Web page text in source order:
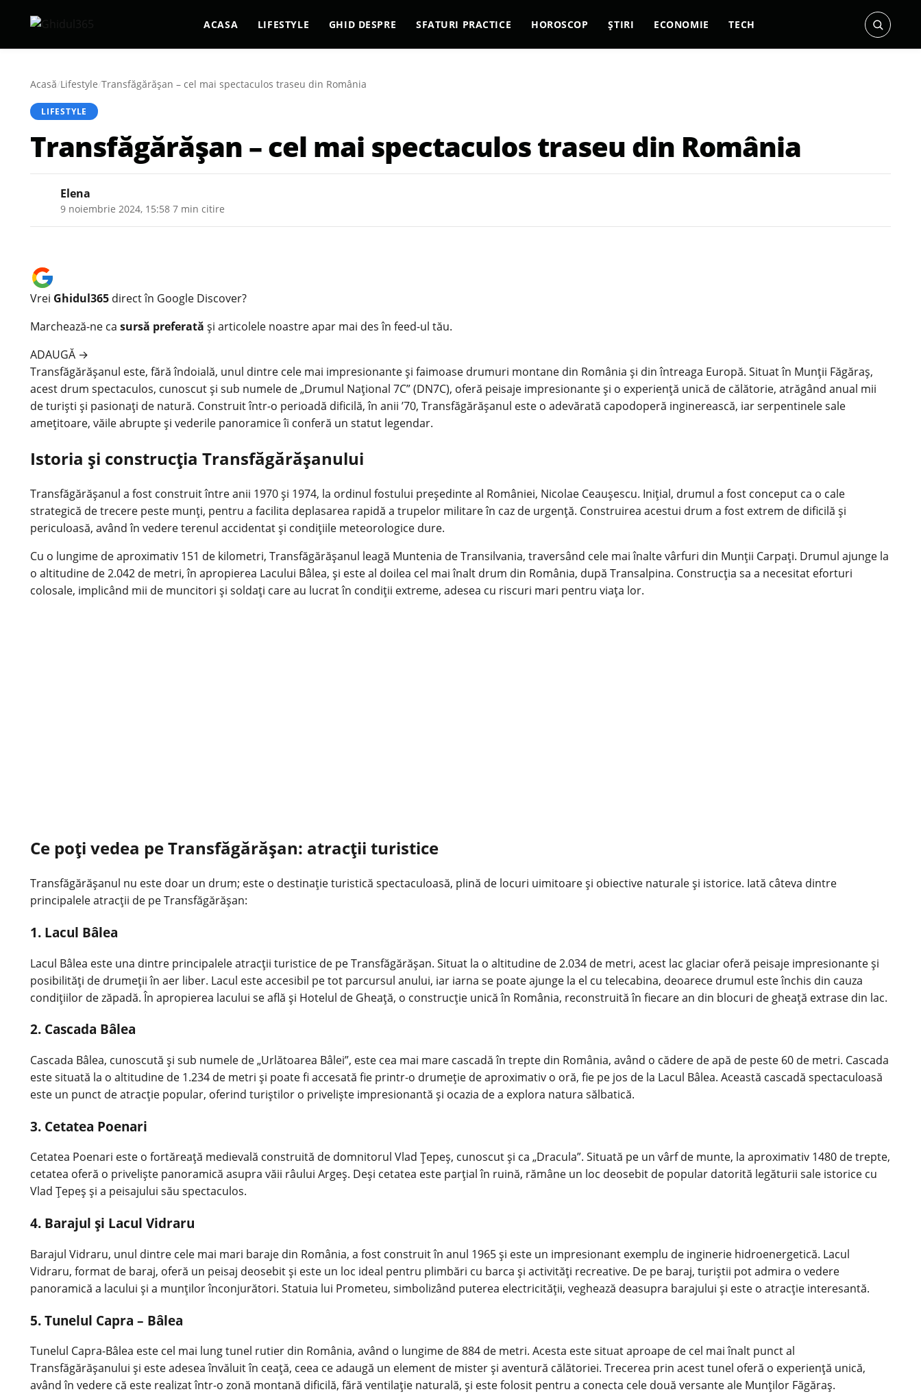
ACASA LIFESTYLE GHID DESPRE SFATURI PRACTICE HOROSCOP ȘTIRI ECONOMIE TECH
Acasă/Lifestyle/Transfăgărășan – cel mai spectaculos traseu din România
LIFESTYLE
Transfăgărășan – cel mai spectaculos traseu din România
Elena
9 noiembrie 2024, 15:58 7 min citire
Vrei Ghidul365 direct în Google Discover?
Marchează-ne ca sursă preferată și articolele noastre apar mai des în feed-ul tău.
ADAUGĂ →
Transfăgărășanul este, fără îndoială, unul dintre cele mai impresionante și faimoase drumuri montane din România și din întreaga Europă. Situat în Munții Făgăraș,
acest drum spectaculos, cunoscut și sub numele de „Drumul Național 7C” (DN7C), oferă peisaje impresionante și o experiență unică de călătorie, atrăgând anual mii
de turiști și pasionați de natură. Construit într-o perioadă dificilă, în anii ’70, Transfăgărășanul este o adevărată capodoperă inginerească, iar serpentinele sale
amețitoare, văile abrupte și vederile panoramice îi conferă un statut legendar.
Istoria și construcția Transfăgărășanului
Transfăgărășanul a fost construit între anii 1970 și 1974, la ordinul fostului președinte al României, Nicolae Ceaușescu. Inițial, drumul a fost conceput ca o cale
strategică de trecere peste munți, pentru a facilita deplasarea rapidă a trupelor militare în caz de urgență. Construirea acestui drum a fost extrem de dificilă și
periculoasă, având în vedere terenul accidentat și condițiile meteorologice dure.
Cu o lungime de aproximativ 151 de kilometri, Transfăgărășanul leagă Muntenia de Transilvania, traversând cele mai înalte vârfuri din Munții Carpați. Drumul ajunge la
o altitudine de 2.042 de metri, în apropierea Lacului Bâlea, și este al doilea cel mai înalt drum din România, după Transalpina. Construcția sa a necesitat eforturi
colosale, implicând mii de muncitori și soldați care au lucrat în condiții extreme, adesea cu riscuri mari pentru viața lor.
Ce poți vedea pe Transfăgărășan: atracții turistice
Transfăgărășanul nu este doar un drum; este o destinație turistică spectaculoasă, plină de locuri uimitoare și obiective naturale și istorice. Iată câteva dintre
principalele atracții de pe Transfăgărășan:
1. Lacul Bâlea
Lacul Bâlea este una dintre principalele atracții turistice de pe Transfăgărășan. Situat la o altitudine de 2.034 de metri, acest lac glaciar oferă peisaje impresionante și
posibilități de drumeții în aer liber. Lacul este accesibil pe tot parcursul anului, iar iarna se poate ajunge la el cu telecabina, deoarece drumul este închis din cauza
condițiilor de zăpadă. În apropierea lacului se află și Hotelul de Gheață, o construcție unică în România, reconstruită în fiecare an din blocuri de gheață extrase din lac.
2. Cascada Bâlea
Cascada Bâlea, cunoscută și sub numele de „Urlătoarea Bâlei”, este cea mai mare cascadă în trepte din România, având o cădere de apă de peste 60 de metri. Cascada
este situată la o altitudine de 1.234 de metri și poate fi accesată fie printr-o drumeție de aproximativ o oră, fie pe jos de la Lacul Bâlea. Această cascadă spectaculoasă
este un punct de atracție popular, oferind turiștilor o priveliște impresionantă și ocazia de a explora natura sălbatică.
3. Cetatea Poenari
Cetatea Poenari este o fortăreață medievală construită de domnitorul Vlad Țepeș, cunoscut și ca „Dracula”. Situată pe un vârf de munte, la aproximativ 1480 de trepte,
cetatea oferă o priveliște panoramică asupra văii râului Argeș. Deși cetatea este parțial în ruină, rămâne un loc deosebit de popular datorită legăturii sale istorice cu
Vlad Țepeș și a peisajului său spectaculos.
4. Barajul și Lacul Vidraru
Barajul Vidraru, unul dintre cele mai mari baraje din România, a fost construit în anul 1965 și este un impresionant exemplu de inginerie hidroenergetică. Lacul
Vidraru, format de baraj, oferă un peisaj deosebit și este un loc ideal pentru plimbări cu barca și activități recreative. De pe baraj, turiștii pot admira o vedere
panoramică a lacului și a munților înconjurători. Statuia lui Prometeu, simbolizând puterea electricității, veghează deasupra barajului și este o atracție interesantă.
5. Tunelul Capra – Bâlea
Tunelul Capra-Bâlea este cel mai lung tunel rutier din România, având o lungime de 884 de metri. Acesta este situat aproape de cel mai înalt punct al
Transfăgărășanului și este adesea învăluit în ceață, ceea ce adaugă un element de mister și aventură călătoriei. Trecerea prin acest tunel oferă o experiență unică,
având în vedere că este realizat într-o zonă montană dificilă, fără ventilație naturală, și este folosit pentru a conecta cele două versante ale Munților Făgăraș.